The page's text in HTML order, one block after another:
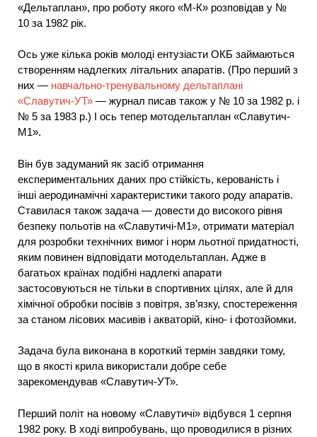
«Дельтаплан», про роботу якого «М-К» розповідав у №
10 за 1982 рік.
Ось уже кілька років молоді ентузіасти ОКБ займаються
створенням надлегких літальних апаратів. (Про перший з
них — навчально-тренувальному дельтаплані
«Славутич-УТ» — журнал писав також у № 10 за 1982 р. і
№ 5 за 1983 р.) І ось тепер мотодельтаплан «Славутич-
М1».
Він був задуманий як засіб отримання
експериментальних даних про стійкість, керованість і
інші аеродинамічні характеристики такого роду апаратів.
Ставилася також задача — довести до високого рівня
безпеку польотів на «Славутичі-М1», отримати матеріал
для розробки технічних вимог і норм льотної придатності,
яким повинен відповідати мотодельтаплан. Адже в
багатьох країнах подібні надлегкі апарати
застосовуються не тільки в спортивних цілях, але й для
хімічної обробки посівів з повітря, зв’язку, спостереження
за станом лісових масивів і акваторій, кіно- і фотозйомки.
Задача була виконана в короткий термін завдяки тому,
що в якості крила використали добре себе
зарекомендував «Славутич-УТ».
Перший політ на новому «Славутичі» відбувся 1 серпня
1982 року. В ході випробувань, що проводилися в різних